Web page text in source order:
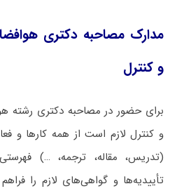
مدارک مصاحبه دکتری
و کنترل
برای حضور در مصاحبه دکتری رشته
و کنترل لازم است از همه کارها و
(تدریس، مقاله، ترجمه، …)
تأییدیه‌ها و گواهی‌های لازم را